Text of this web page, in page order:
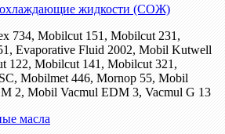
жидкости (СОЖ)
734, Mobilcut 151, Mobilcut 231,
Evaporative Fluid 2002, Mobil Kutwell
122, Mobilcut 141, Mobilcut 321,
Mobilmet 446, Mornop 55, Mobil
2, Mobil Vacmul EDM 3, Vacmul G 13
масла